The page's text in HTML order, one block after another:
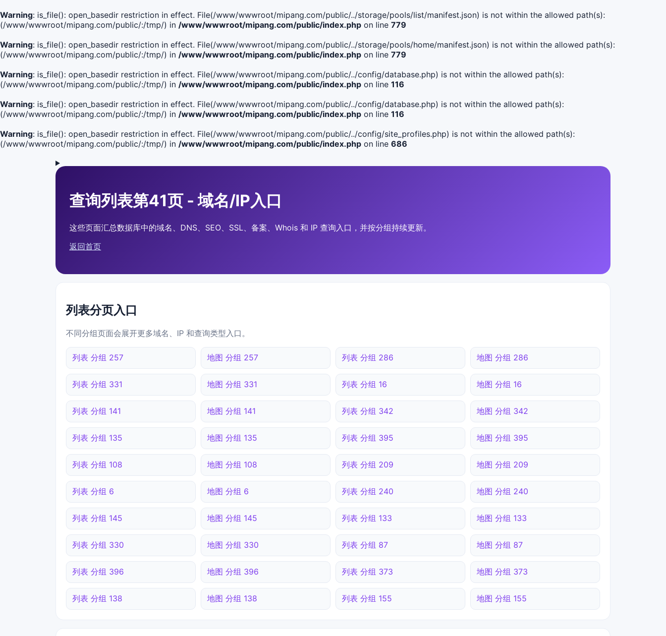
Warning: is_file(): open_basedir restriction in effect. File(/www/wwwroot/mipang.com/public/../storage/pools/list/manifest.json) is not within the allowed path(s):
(/www/wwwroot/mipang.com/public/:/tmp/) in /www/wwwroot/mipang.com/public/index.php on line 779
Warning: is_file(): open_basedir restriction in effect. File(/www/wwwroot/mipang.com/public/../storage/pools/home/manifest.json) is not within the allowed path(s):
(/www/wwwroot/mipang.com/public/:/tmp/) in /www/wwwroot/mipang.com/public/index.php on line 779
Warning: is_file(): open_basedir restriction in effect. File(/www/wwwroot/mipang.com/public/../config/database.php) is not within the allowed path(s):
(/www/wwwroot/mipang.com/public/:/tmp/) in /www/wwwroot/mipang.com/public/index.php on line 116
Warning: is_file(): open_basedir restriction in effect. File(/www/wwwroot/mipang.com/public/../config/database.php) is not within the allowed path(s):
(/www/wwwroot/mipang.com/public/:/tmp/) in /www/wwwroot/mipang.com/public/index.php on line 116
Warning: is_file(): open_basedir restriction in effect. File(/www/wwwroot/mipang.com/public/../config/site_profiles.php) is not within the allowed path(s):
(/www/wwwroot/mipang.com/public/:/tmp/) in /www/wwwroot/mipang.com/public/index.php on line 686
查询列表第41页 - 域名/IP入口
这些页面汇总数据库中的域名、DNS、SEO、SSL、备案、Whois 和 IP 查询入口，并按分组持续更新。
返回首页
列表分页入口
不同分组页面会展开更多域名、IP 和查询类型入口。
列表 分组 257 地图 分组 257 列表 分组 286 地图 分组 286
列表 分组 331 地图 分组 331 列表 分组 16 地图 分组 16
列表 分组 141 地图 分组 141 列表 分组 342 地图 分组 342
列表 分组 135 地图 分组 135 列表 分组 395 地图 分组 395
列表 分组 108 地图 分组 108 列表 分组 209 地图 分组 209
列表 分组 6 地图 分组 6 列表 分组 240 地图 分组 240
列表 分组 145 地图 分组 145 列表 分组 133 地图 分组 133
列表 分组 330 地图 分组 330 列表 分组 87 地图 分组 87
列表 分组 396 地图 分组 396 列表 分组 373 地图 分组 373
列表 分组 138 地图 分组 138 列表 分组 155 地图 分组 155